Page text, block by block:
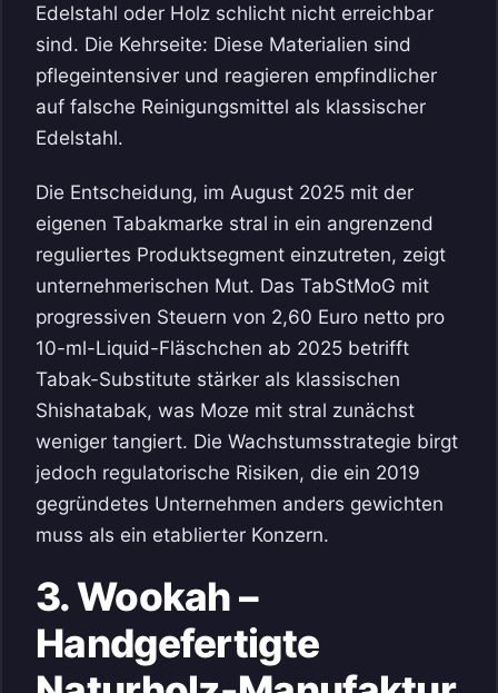
Edelstahl oder Holz schlicht nicht erreichbar
sind. Die Kehrseite: Diese Materialien sind
pflegeintensiver und reagieren empfindlicher
auf falsche Reinigungsmittel als klassischer
Edelstahl.
Die Entscheidung, im August 2025 mit der
eigenen Tabakmarke stral in ein angrenzend
reguliertes Produktsegment einzutreten, zeigt
unternehmerischen Mut. Das TabStMoG mit
progressiven Steuern von 2,60 Euro netto pro
10-ml-Liquid-Fläschchen ab 2025 betrifft
Tabak-Substitute stärker als klassischen
Shishatabak, was Moze mit stral zunächst
weniger tangiert. Die Wachstumsstrategie birgt
jedoch regulatorische Risiken, die ein 2019
gegründetes Unternehmen anders gewichten
muss als ein etablierter Konzern.
3. Wookah –
Handgefertigte